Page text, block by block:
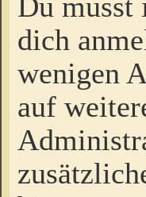
Du musst
dich
wenigen
auf